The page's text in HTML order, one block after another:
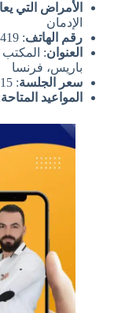
الأمراض التي
الإدمان
رقم الهاتف: 45359419
العنوان
باريس، فرنسا
سعر الجلسة: 215 يورو
المواعيد المتاحة